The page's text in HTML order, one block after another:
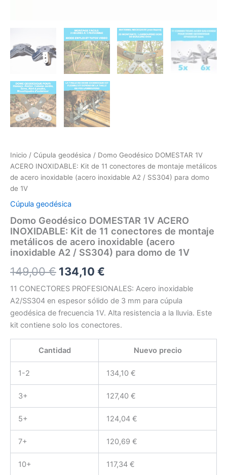
Inicio / Cúpula geodésica / Domo Geodésico DOMESTAR 1V
ACERO INOXIDABLE: Kit de 11 conectores de montaje metálicos
de acero inoxidable (acero inoxidable A2 / SS304) para domo
de 1V
Cúpula geodésica
Domo Geodésico DOMESTAR 1V ACERO
INOXIDABLE: Kit de 11 conectores de montaje
metálicos de acero inoxidable (acero
inoxidable A2 / SS304) para domo de 1V
149,00€ El
precio
original
era:
134,10 €
precio
actual
es:
11 CONECTORES PROFESIONALES: Acero inoxidable
A2/SS304 en espesor sólido de 3 mm para cúpula
geodésica de frecuencia 1V. Alta resistencia a la lluvia. Este
kit contiene solo los conectores.
Cantidad Nuevo precio
1-2 134,10 €
3+ 127,40 €
5+ 124,04 €
7+ 120,69 €
10+ 117,34 €